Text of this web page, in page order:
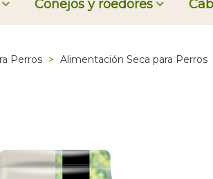
Conejos y roedores
Perros > Alimentación Seca para Perros